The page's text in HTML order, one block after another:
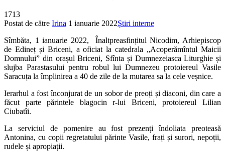
1713
Postat de către Irina 1 ianuarie 2022Ştiri interne
Sîmbăta, 1 ianuarie 2022, Înaltpreasfințitul Nicodim, Arhiepiscop
de Edineț și Briceni, a oficiat la catedrala „Acoperămîntul Maicii
Domnului” din orașul Briceni, Sfînta și Dumnezeiasca Liturghie și
slujba Parastasului pentru robul lui Dumnezeu protoiereul Vasile
Saracuța la împlinirea a 40 de zile de la mutarea sa la cele veșnice.
Ierarhul a fost înconjurat de un sobor de preoți și diaconi, din care a
făcut parte părintele blagocin r-lui Briceni, protoiereul Lilian
Ciubatîi.
La serviciul de pomenire au fost prezenți îndoliata preoteasă
Antonina, cu copii regretatului părinte Vasile, frați și surori, nepoții,
rudele și apropiații.